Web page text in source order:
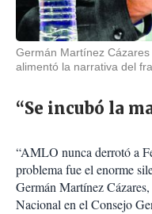
Germán Martínez
alimentó la narrativa del
“Se incubó la
“AMLO nunca derrotó a
problema fue el enorme
Germán Martínez
Nacional en el Consejo